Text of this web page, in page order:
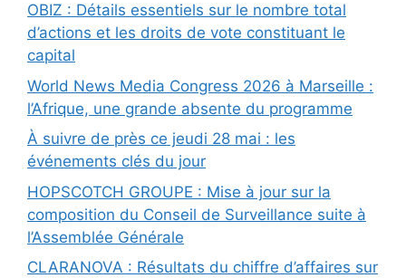
OBIZ : Détails essentiels sur le nombre total
d’actions et les droits de vote constituant le
capital
World News Media Congress 2026 à Marseille :
l’Afrique, une grande absente du programme
À suivre de près ce jeudi 28 mai : les
événements clés du jour
HOPSCOTCH GROUPE : Mise à jour sur la
composition du Conseil de Surveillance suite à
l’Assemblée Générale
CLARANOVA : Résultats du chiffre d’affaires sur